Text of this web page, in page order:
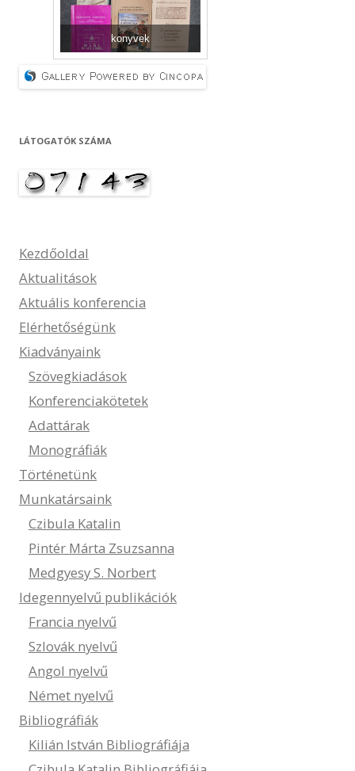
konyvek
LÁTOGATÓK SZÁMA
Kezdőoldal
Aktualitások
Aktuális konferencia
Elérhetőségünk
Kiadványaink
Szövegkiadások
Konferenciakötetek
Adattárak
Monográfiák
Történetünk
Munkatársaink
Czibula Katalin
Pintér Márta Zsuzsanna
Medgyesy S. Norbert
Idegennyelvű publikációk
Francia nyelvű
Szlovák nyelvű
Angol nyelvű
Német nyelvű
Bibliográfiák
Kilián István Bibliográfiája